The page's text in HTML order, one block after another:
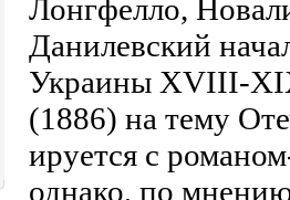
Лонгфелло,
Данилевский
Украины XVIII-
(1886) на тему
ируется с
однако, по